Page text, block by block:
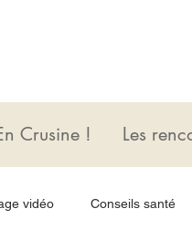
Crusine ! Les
vidéo Conseils santé